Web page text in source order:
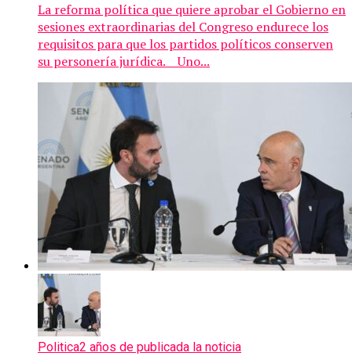
La reforma política que quiere aprobar el Gobierno en
sesiones extraordinarias del Congreso endurece los
requisitos para que los partidos políticos conserven
su personería jurídica. Uno...
Politica2 años de publicada la noticia